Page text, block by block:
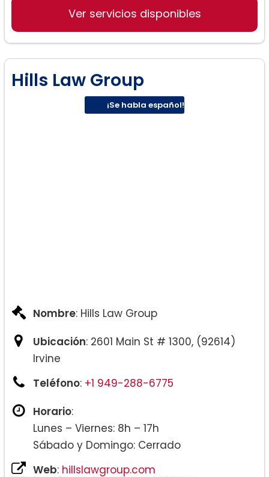
Ver servicios disponibles
Hills Law Group
¡Se habla español!
Nombre: Hills Law Group
Ubicación: 2601 Main St # 1300, (92614)
Irvine
Teléfono: +1 949-288-6775
Horario:
Lunes – Viernes: 8h – 17h
Sábado y Domingo: Cerrado
Web: hillslawgroup.com